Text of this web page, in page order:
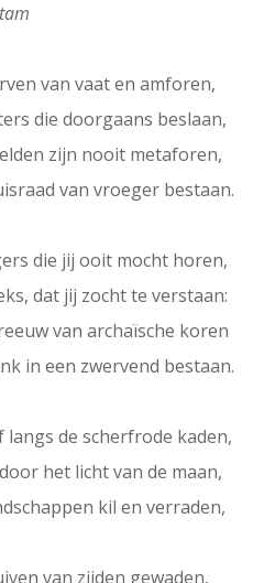
van vaat en amforen,
die doorgaans beslaan,
zijn nooit metaforen,
van vroeger bestaan.
die jij ooit mocht horen,
dat jij zocht te verstaan:
van archaïsche koren
in een zwervend bestaan.
langs de scherfrode kaden,
het licht van de maan,
kil en verraden,
van zijden gewaden,